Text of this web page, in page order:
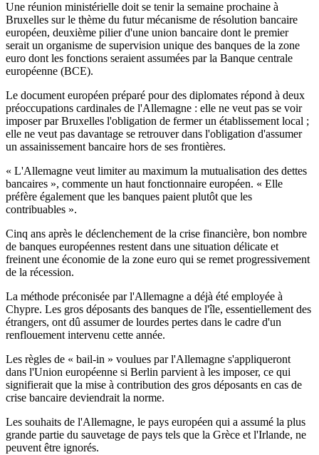
Une réunion ministérielle doit se tenir la semaine prochaine à
Bruxelles sur le thème du futur mécanisme de résolution bancaire
européen, deuxième pilier d'une union bancaire dont le premier
serait un organisme de supervision unique des banques de la zone
euro dont les fonctions seraient assumées par la Banque centrale
européenne (BCE).
Le document européen préparé pour des diplomates répond à deux
préoccupations cardinales de l'Allemagne : elle ne veut pas se voir
imposer par Bruxelles l'obligation de fermer un établissement local ;
elle ne veut pas davantage se retrouver dans l'obligation d'assumer
un assainissement bancaire hors de ses frontières.
« L'Allemagne veut limiter au maximum la mutualisation des dettes
bancaires », commente un haut fonctionnaire européen. « Elle
préfère également que les banques paient plutôt que les
contribuables ».
Cinq ans après le déclenchement de la crise financière, bon nombre
de banques européennes restent dans une situation délicate et
freinent une économie de la zone euro qui se remet progressivement
de la récession.
La méthode préconisée par l'Allemagne a déjà été employée à
Chypre. Les gros déposants des banques de l'île, essentiellement des
étrangers, ont dû assumer de lourdes pertes dans le cadre d'un
renflouement intervenu cette année.
Les règles de « bail-in » voulues par l'Allemagne s'appliqueront
dans l'Union européenne si Berlin parvient à les imposer, ce qui
signifierait que la mise à contribution des gros déposants en cas de
crise bancaire deviendrait la norme.
Les souhaits de l'Allemagne, le pays européen qui a assumé la plus
grande partie du sauvetage de pays tels que la Grèce et l'Irlande, ne
peuvent être ignorés.